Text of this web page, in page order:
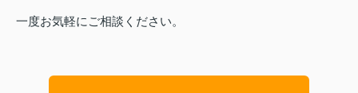
一度お気軽にご相談ください。